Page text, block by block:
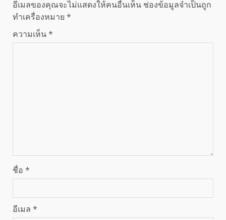
อีเมลของคุณจะไม่แสดงให้คนอื่นเห็น ช่องข้อมูลจำเป็นถูก
ทำเครื่องหมาย *
ความเห็น*
ชื่อ *
อีเมล *